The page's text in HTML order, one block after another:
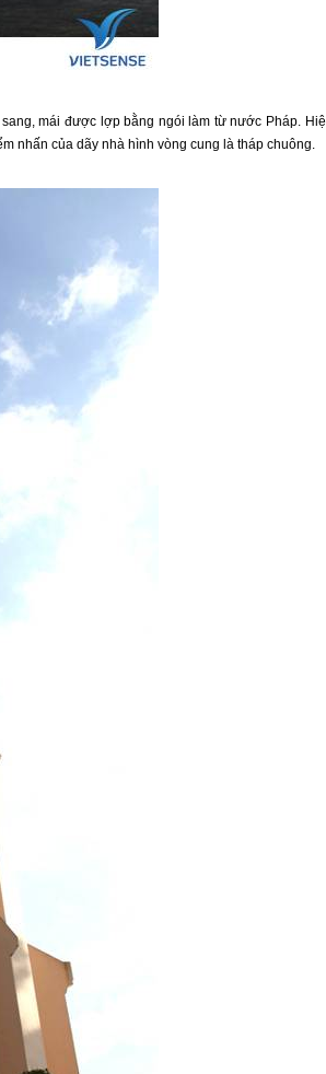
mái được lợp bằng ngói làm từ nước Pháp.
nhấn của dãy nhà hình vòng cung là tháp chuông.